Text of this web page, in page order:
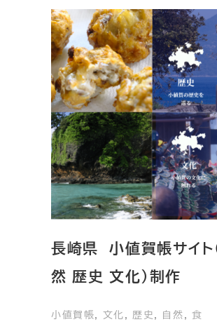
長崎県 小値賀帳サイト
然 歴史 文化）制作
小値賀帳, 文化 , 歴史 , 自然 , 食